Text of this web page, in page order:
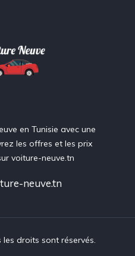
en Tunisie avec une
les offres et les prix
voiture-neuve.tn
neuve.tn
droits sont réservés.